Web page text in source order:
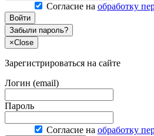
Согласие на обработку
Войти
Забыли пароль?
×Close
Зарегистрироваться на сайте
Логин (email)
Пароль
Согласие на обработку